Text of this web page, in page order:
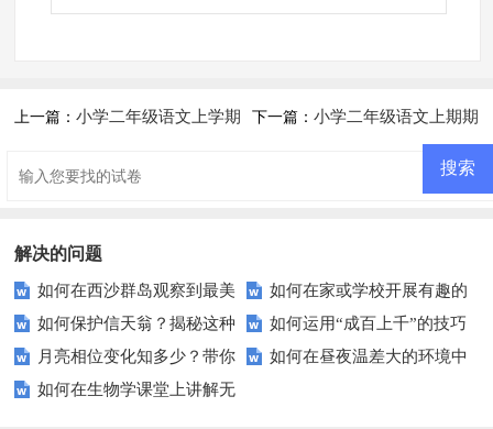
上一篇：小学二年级语文上学期 下一篇： 小学二年级语文上期期
解决的问题
如何在西沙群岛观察到最美
丽的海鸟？
如何在家或学校开展有趣的
鸟类观察活动？
如何保护信天翁？揭秘这种
迷人海鸟的秘密生活
如何运用“成百上千”的技巧
高效掌握海量知识点？
月亮相位变化知多少？带你
了解月亮不为人知的秘密
如何在昼夜温差大的环境中
如何在生物学课堂上讲解无